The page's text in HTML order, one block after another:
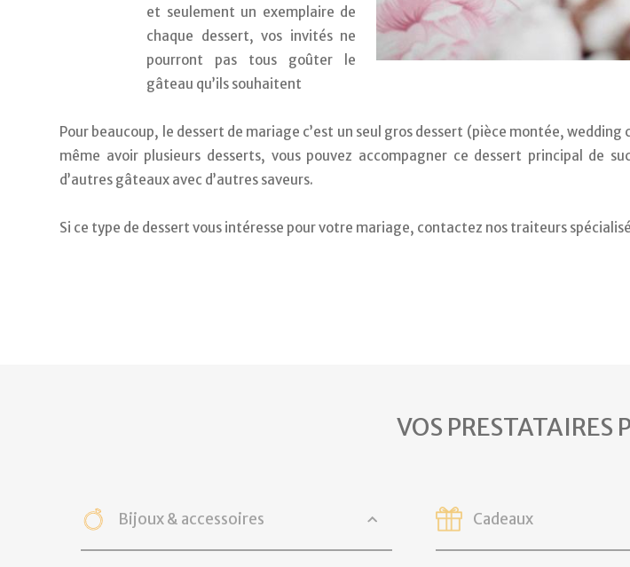
et seulement un exemplaire de
chaque dessert, vos invités ne
pourront pas tous goûter le
gâteau qu’ils souhaitent
Pour beaucoup, le dessert de mariage c’est un seul gros dessert (pièce montée,
même avoir plusieurs desserts, vous pouvez accompagner ce dessert principal de
d’autres gâteaux avec d’autres saveurs.
Si ce type de dessert vous intéresse pour votre mariage, contactez nos traiteurs
VOS PRESTATAIRES
Bijoux & accessoires Cadeaux